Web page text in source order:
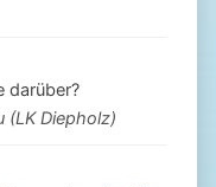
darüber?
(LK Diepholz)